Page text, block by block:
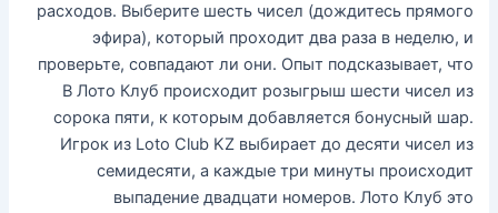
расходов. Выберите шесть чисел (дождитесь прямого
эфира), который проходит два раза в неделю, и
проверьте, совпадают ли они. Опыт подсказывает, что
В Лото Клуб происходит розыгрыш шести чисел из
сорока пяти, к которым добавляется бонусный шар.
Игрок из Loto Club KZ выбирает до десяти чисел из
семидесяти, а каждые три минуты происходит
выпадение двадцати номеров. Лото Клуб это